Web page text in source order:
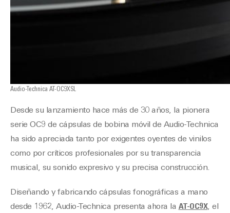
Audio-Technica AT-OC9XSL
Desde su lanzamiento hace más de 30 años, la pionera
serie OC9 de cápsulas de bobina móvil de Audio-Technica
ha sido apreciada tanto por exigentes oyentes de vinilos
como por críticos profesionales por su transparencia
musical, su sonido expresivo y su precisa construcción.
Diseñando y fabricando cápsulas fonográficas a mano
desde 1962, Audio-Technica presenta ahora la AT-OC9X, el